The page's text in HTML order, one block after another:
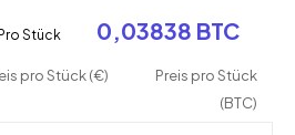
Pro Stück 0,03838 BTC
pro Stück (€)
Preis pro Stück
(BTC)